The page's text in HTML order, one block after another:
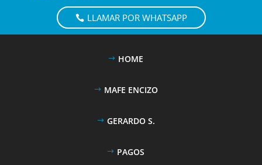
LLAMAR POR WHATSAPP
HOME
MAFE ENCIZO
GERARDO S.
PAGOS